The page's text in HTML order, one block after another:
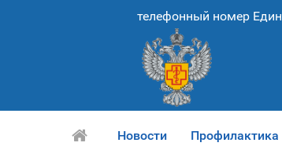
телефонный номер
Новости Профилактика